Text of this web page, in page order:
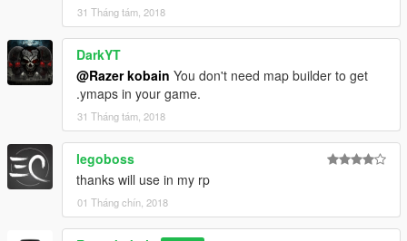
31 Tháng tám, 2018
DarkYT
@Razer kobain You don't need map builder to get
.ymaps in your game.
31 Tháng tám, 2018
legoboss
thanks will use in my rp
01 Tháng chín, 2018